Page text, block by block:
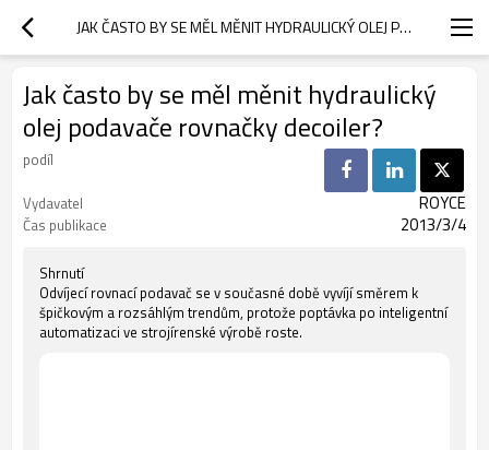
JAK ČASTO BY SE MĚL MĚNIT HYDRAULICKÝ OLEJ PODAVAČE ROVNAČKY DECOILER?
Jak často by se měl měnit hydraulický
olej podavače rovnačky decoiler?
podíl
Vydavatel
ROYCE
Čas publikace 2013/3/4
Shrnutí
Odvíjecí rovnací podavač se v současné době vyvíjí směrem k
špičkovým a rozsáhlým trendům, protože poptávka po inteligentní
automatizaci ve strojírenské výrobě roste.